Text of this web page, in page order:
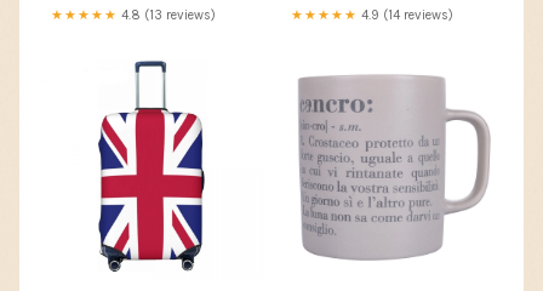
★★★★★ 4.8 (13 reviews) ★★★★★ 4.9 (14 reviews)